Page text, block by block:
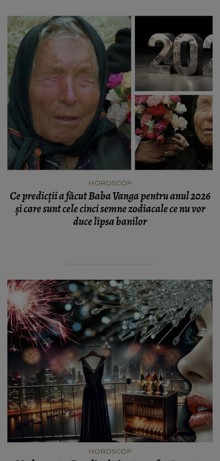
HOROSCOP
Ce predicții a făcut Baba Vanga pentru anul 2026
și care sunt cele cinci semne zodiacale ce nu vor
duce lipsa banilor
HOROSCOP